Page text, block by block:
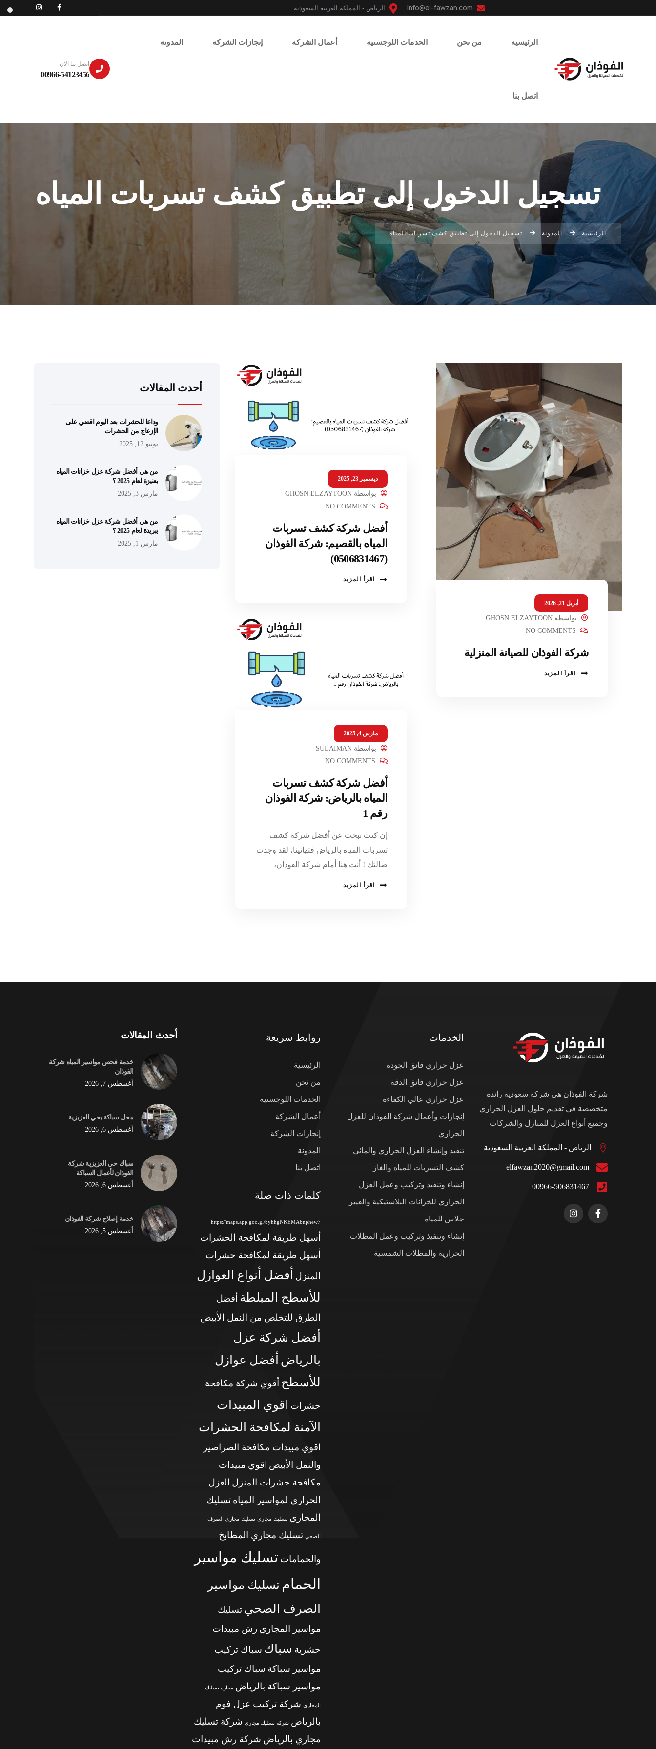
الرياض - المملكة العربية السعودية
الرئيسية من نحن الخدمات اللوجستية أعمال الشركة إنجازات الشركة المدونة
اتصل بنا
اتصل بنا الآن
00966-54123456
تسجيل الدخول إلى تطبيق كشف تسربات المياه
الرئيسية المدونة تسجيل الدخول إلى تطبيق كشف تسربات المياه
أبريل 21, 2026
بواسطة GHOSN ELZAYTOON
NO COMMENTS
شركة الفوذان للصيانة المنزلية
اقرأ المزيد
ديسمبر 23, 2025
بواسطةGHOSN ELZAYTOON
NO COMMENTS
أفضل شركة كشف تسربات
المياه بالقصيم: شركة الفوذان
(0506831467)
اقرأ المزيد
مارس 4, 2025
بواسطةSULAIMAN
NO COMMENTS
أفضل شركة كشف تسربات
المياه بالرياض: شركة الفوذان
رقم 1
إن كنت تبحث عن أفضل شركة كشف
تسربات المياه بالرياض فتهانينا، لقد وجدت
ضالتك ! أنت هنا أمام شركة الفوذان،
اقرأ المزيد
أحدث المقالات
وداعا للحشرات بعد اليوم اقضي على
الإزعاج من الحشرات
يونيو 12, 2025
من هي أفضل شركة عزل خزانات المياه
بعنيزة لعام 2025 ؟
مارس 3, 2025
من هي أفضل شركة عزل خزانات المياه
ببريدة لعام 2025 ؟
مارس 1, 2025
شركة الفوذان هي شركة سعودية رائدة
متخصصة في تقديم حلول العزل الحراري
وجميع أنواع العزل للمنازل والشركات
الرياض - المملكة العربية السعودية
elfawzan2020@gmail.com
00966-506831467
الخدمات
عزل حراري فائق الجودة
عزل حراري فائق الدقة
عزل حراري عالي الكفاءة
إنجازات وأعمال شركة الفوذان للعزل
الحراري
تنفيذ وإنشاء العزل الحراري والمائي
كشف التسربات للمياه والغاز
إنشاء وتنفيذ وتركيب وعمل العزل
الحراري للخزانات البلاستيكية والفيبر
جلاس للمياه
إنشاء وتنفيذ وتركيب وعمل المظلات
الحرارية والمظلات الشمسية
روابط سريعة
الرئيسية
من نحن
الخدمات اللوجستية
أعمال الشركة
إنجازات الشركة
المدونة
اتصل بنا
كلمات ذات صلة
https://maps.app.goo.gl/byhhgNKEMAbnphew7
أسهل طريقة لمكافحة الحشرات
أسهل طريقة لمكافحة حشرات
المنزل
أفضل أنواع العوازل
للأسطح المبلطة أفضل
الطرق للتخلص من النمل الأبيض
أفضل شركة عزل
بالرياض أفضل عوازل
للأسطح أقوي شركة مكافحة
حشرات
اقوي المبيدات
الآمنة لمكافحة الحشرات
اقوي مبيدات مكافحة الصراصير
والنمل الأبيض اقوي مبيدات
مكافحة حشرات المنزل العزل
الحراري لمواسير المياه تسليك
المجاري تسليك مجاري تسليك مجاري الصرف
الصحي تسليك مجاري المطابخ
والحمامات تسليك مواسير
الحمام تسليك مواسير
الصرف الصحي تسليك
مواسير المجاري رش مبيدات
حشرية سباك سباك تركيب
مواسير سباكة سباك تركيب
مواسير سباكة بالرياض سيارة تسليك
المجاري شركة تركيب عزل فوم
بالرياض شركة تسليك مجاري شركة تسليك
مجاري بالرياض شركة رش مبيدات
أحدث المقالات
خدمة فحص مواسير المياه شركة
الفوذان
أغسطس 7, 2026
محل سباكة بحي العزيزية
أغسطس 6, 2026
سباك حي العزيزية شركة
الفوذان لأعمال السباكة
أغسطس 6, 2026
خدمة إصلاح شركة الفوذان
أغسطس 5, 2026